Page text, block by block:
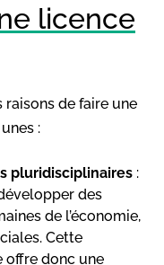
licence
de faire une
:
pluridisciplinaires :
des
de l’économie,
Cette
donc une